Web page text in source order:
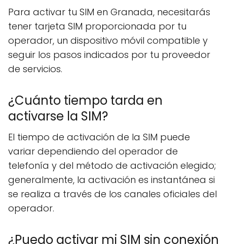
Para activar tu SIM en Granada, necesitarás
tener tarjeta SIM proporcionada por tu
operador, un dispositivo móvil compatible y
seguir los pasos indicados por tu proveedor
de servicios.
¿Cuánto tiempo tarda en
activarse la SIM?
El tiempo de activación de la SIM puede
variar dependiendo del operador de
telefonía y del método de activación elegido;
generalmente, la activación es instantánea si
se realiza a través de los canales oficiales del
operador.
¿Puedo activar mi SIM sin conexión